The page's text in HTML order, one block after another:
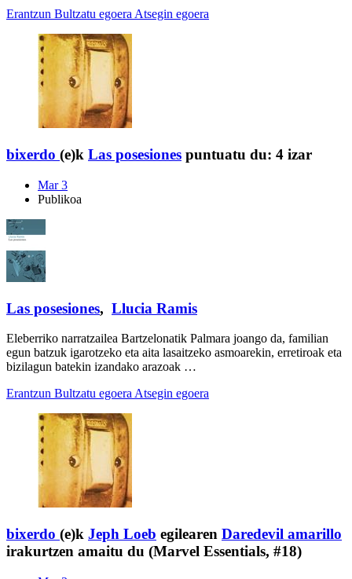
Erantzun Bultzatu egoeraAtsegin egoera
bixerdo (e)k Las posesiones puntuatu du: 4 izar
Mar 3
Publikoa
Las posesiones, Llucia Ramis
Eleberriko narratzailea Bartzelonatik Palmara joango da, familian
egun batzuk igarotzeko eta aita lasaitzeko asmoarekin, erretiroak eta
bizilagun batekin izandako arazoak …
Erantzun Bultzatu egoera Atsegin egoera
bixerdo (e)k Jeph Loeb egilearen Daredevil amarillo
irakurtzen amaitu du (Marvel Essentials, #18)